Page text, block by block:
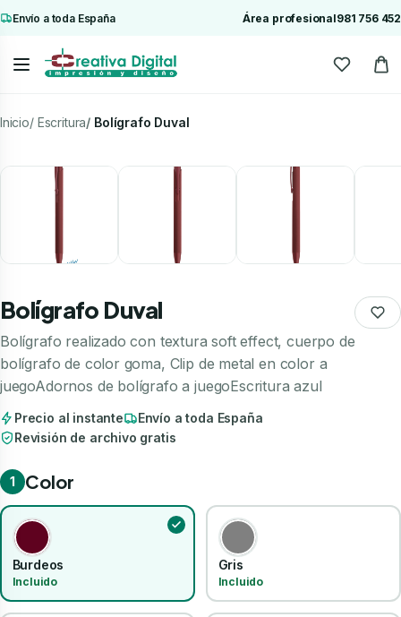
Envío a toda España Área profesional981 756 452
Inicio Escritura Bolígrafo Duval
Bolígrafo Duval
Bolígrafo realizado con textura soft effect, cuerpo de
bolígrafo de color goma, Clip de metal en color a
juegoAdornos de bolígrafo a juegoEscritura azul
Precio al instante
Envío a toda España
Revisión de archivo gratis
1 Color
Burdeos
Incluido
Gris
Incluido